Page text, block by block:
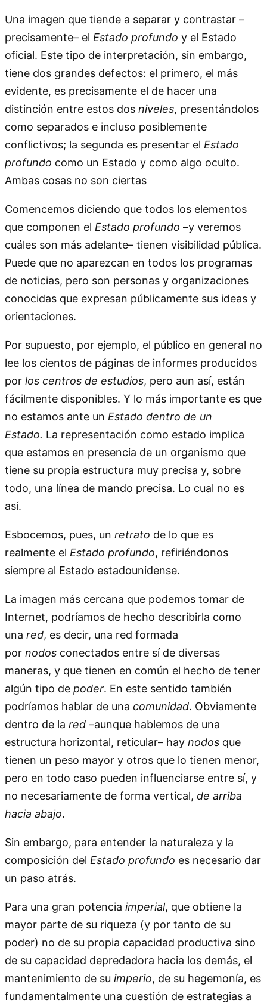
Una imagen que tiende a separar y contrastar –
precisamente– el Estado profundo y el Estado
oficial. Este tipo de interpretación, sin embargo,
tiene dos grandes defectos: el primero, el más
evidente, es precisamente el de hacer una
distinción entre estos dos niveles, presentándolos
como separados e incluso posiblemente
conflictivos; la segunda es presentar el Estado
profundo como un Estado y como algo oculto.
Ambas cosas no son ciertas
Comencemos diciendo que todos los elementos
que componen el Estado profundo –y veremos
cuáles son más adelante– tienen visibilidad pública.
Puede que no aparezcan en todos los programas
de noticias, pero son personas y organizaciones
conocidas que expresan públicamente sus ideas y
orientaciones.
Por supuesto, por ejemplo, el público en general no
lee los cientos de páginas de informes producidos
por los centros de estudios, pero aun así, están
fácilmente disponibles. Y lo más importante es que
no estamos ante un Estado dentro de un
Estado. La representación como estado implica
que estamos en presencia de un organismo que
tiene su propia estructura muy precisa y, sobre
todo, una línea de mando precisa. Lo cual no es
así.
Esbocemos, pues, un retrato de lo que es
realmente el Estado profundo, refiriéndonos
siempre al Estado estadounidense.
La imagen más cercana que podemos tomar de
Internet, podríamos de hecho describirla como
una red, es decir, una red formada
por nodos conectados entre sí de diversas
maneras, y que tienen en común el hecho de tener
algún tipo de poder. En este sentido también
podríamos hablar de una comunidad. Obviamente
dentro de la red –aunque hablemos de una
estructura horizontal, reticular– hay nodos que
tienen un peso mayor y otros que lo tienen menor,
pero en todo caso pueden influenciarse entre sí, y
no necesariamente de forma vertical, de arriba
hacia abajo.
Sin embargo, para entender la naturaleza y la
composición del Estado profundo es necesario dar
un paso atrás.
Para una gran potencia imperial, que obtiene la
mayor parte de su riqueza (y por tanto de su
poder) no de su propia capacidad productiva sino
de su capacidad depredadora hacia los demás, el
mantenimiento de su imperio, de su hegemonía, es
fundamentalmente una cuestión de estrategias a